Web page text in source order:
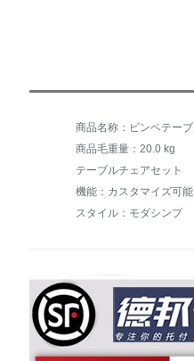
商品毛重量：20.0 kg
テーブルチェアセット
機能：カスタマイズ可能
スタイル：モダシンプ